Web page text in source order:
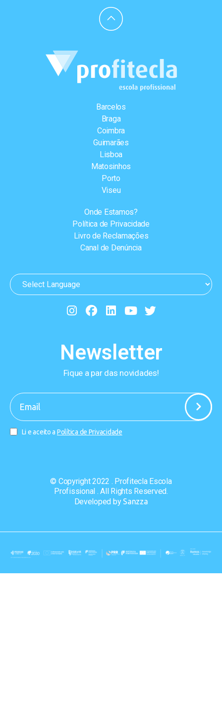
Barcelos
Braga
Coimbra
Guimarães
Lisboa
Matosinhos
Porto
Viseu
Onde Estamos?
Política de Privacidade
Livro de Reclamações
Canal de Denúncia
Newsletter
Fique a par das novidades!
Li e aceito a Política de Privacidade
-
© Copyright 2022 . Profitecla Escola
Profissional . All Rights Reserved.
Developed by Sanzza